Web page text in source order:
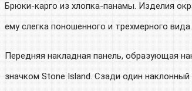
Брюки-карго из хлопка-панамы. Изделия
ему слегка поношенного и трехмерного вида.
Передняя накладная панель, образующая
значком Stone Island. Сзади один